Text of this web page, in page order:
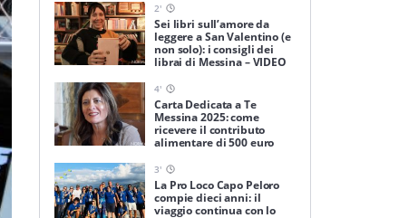
2'
Sei libri sull’amore da
leggere a San Valentino (e
non solo): i consigli dei
librai di Messina – VIDEO
4'
Carta Dedicata a Te
Messina 2025: come
ricevere il contributo
alimentare di 500 euro
3'
La Pro Loco Capo Peloro
compie dieci anni: il
viaggio continua con lo